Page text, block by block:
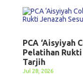
PCA ‘Aisyiyah
Pelatihan
Tarjih
Jul 28, 2026